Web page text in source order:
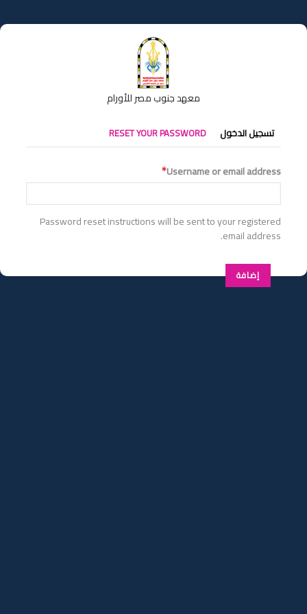
إلى
المحتوى
معهد جنوب مصر للأورام
التبويبات
الأساسية
تسجيل الدخول RESET YOUR PASSWORD
Username or email address
Password reset instructions will be sent to your registered
email address.